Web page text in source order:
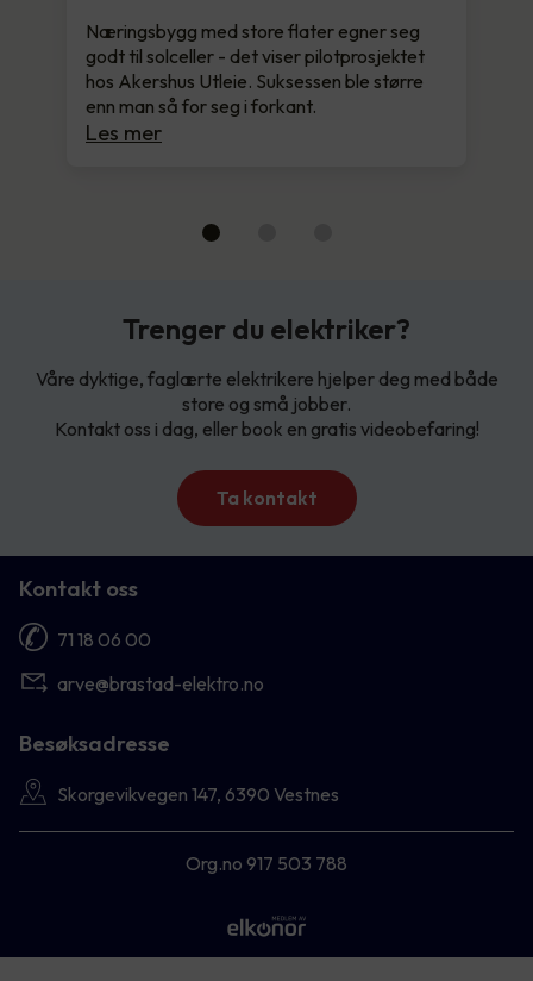
Næringsbygg med store flater egner seg
godt til solceller - det viser pilotprosjektet
hos Akershus Utleie. Suksessen ble større
enn man så for seg i forkant.
Les mer
Trenger du elektriker?
Våre dyktige, faglærte elektrikere hjelper deg med både
store og små jobber.
Kontakt oss i dag, eller book en gratis videobefaring!
Ta kontakt
Kontakt oss
71 18 06 00
arve@brastad-elektro.no
Besøksadresse
Skorgevikvegen 147, 6390 Vestnes
Org.no 917 503 788